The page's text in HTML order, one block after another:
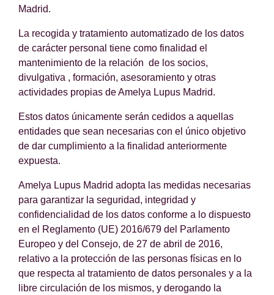
Madrid.
La recogida y tratamiento automatizado de los datos
de carácter personal tiene como finalidad el
mantenimiento de la relación de los socios,
divulgativa , formación, asesoramiento y otras
actividades propias de Amelya Lupus Madrid.
Estos datos únicamente serán cedidos a aquellas
entidades que sean necesarias con el único objetivo
de dar cumplimiento a la finalidad anteriormente
expuesta.
Amelya Lupus Madrid adopta las medidas necesarias
para garantizar la seguridad, integridad y
confidencialidad de los datos conforme a lo dispuesto
en el Reglamento (UE) 2016/679 del Parlamento
Europeo y del Consejo, de 27 de abril de 2016,
relativo a la protección de las personas físicas en lo
que respecta al tratamiento de datos personales y a la
libre circulación de los mismos, y derogando la